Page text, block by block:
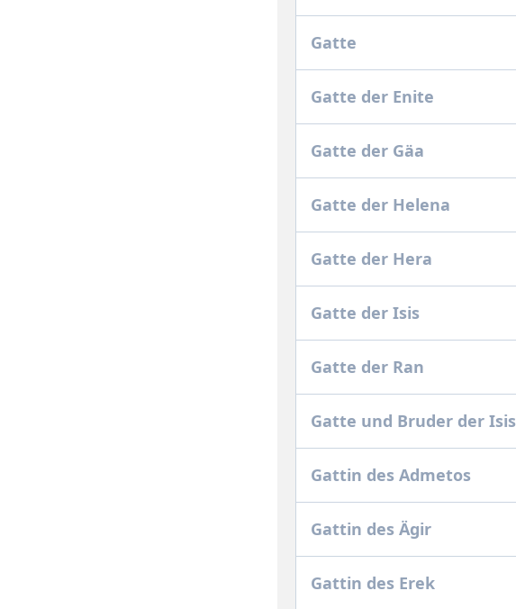
Gatte
Gatte der Enite
Gatte der Gäa
Gatte der Helena
Gatte der Hera
Gatte der Isis
Gatte der Ran
Gatte und Bruder der Isis
Gattin des Admetos
Gattin des Ägir
Gattin des Erek